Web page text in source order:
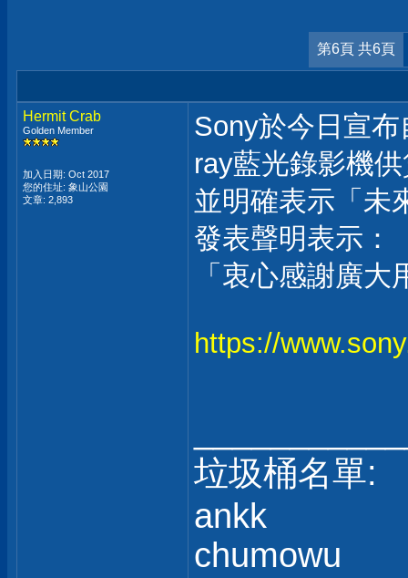
第6頁 共6頁
Hermit Crab
Golden Member
加入日期: Oct 2017
您的住址: 象山公園
文章: 2,893
Sony於今日宣
ray藍光錄影機
並明確表示「未
發表聲明表示：
「衷心感謝廣
https://
垃圾桶名單:
ankk
chumowu